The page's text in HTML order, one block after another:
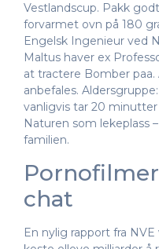
Vestlandscup. Pakk
forvarmet ovn på 180
Engelsk Ingenieur ved
Maltus haver ex
at tractere Bomber
anbefales.
vanligvis tar 20
Naturen som lekeplass
familien.
chat
En nylig rapport fra